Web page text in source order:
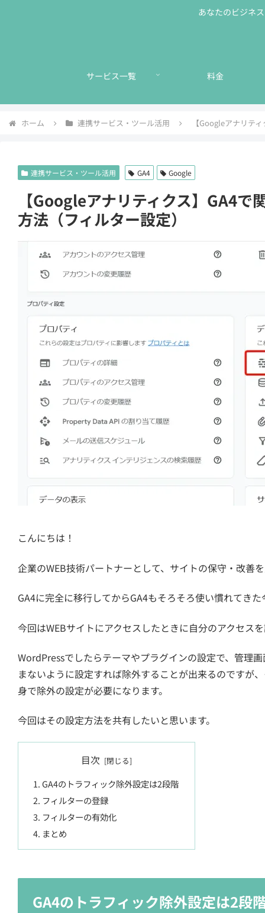
あなたのビジネ
サービス一覧 料金
ホーム 連携サービス・ツール活用 【Googleアナリテ
連携サービス・ツール活用 GA4 Google
【Googleアナリティクス】GA4
方法（フィルター設定）
こんにちは！
企業のWEB技術パートナーとして、サイトの保守・改善
GA4に完全に移行してからGA4もそろそろ使い慣れてき
今回はWEBサイトにアクセスしたときに自分のアクセス
WordPressでしたらテーマやプラグインの設定で、管理
まないように設定すれば除外することが出来るのですが
身で除外の設定が必要になります。
今回はその設定方法を共有したいと思います。
目次
GA4のトラフィック除外設定は2段階
フィルターの登録
フィルターの有効化
まとめ
GA4のトラフィック除外設定は2段